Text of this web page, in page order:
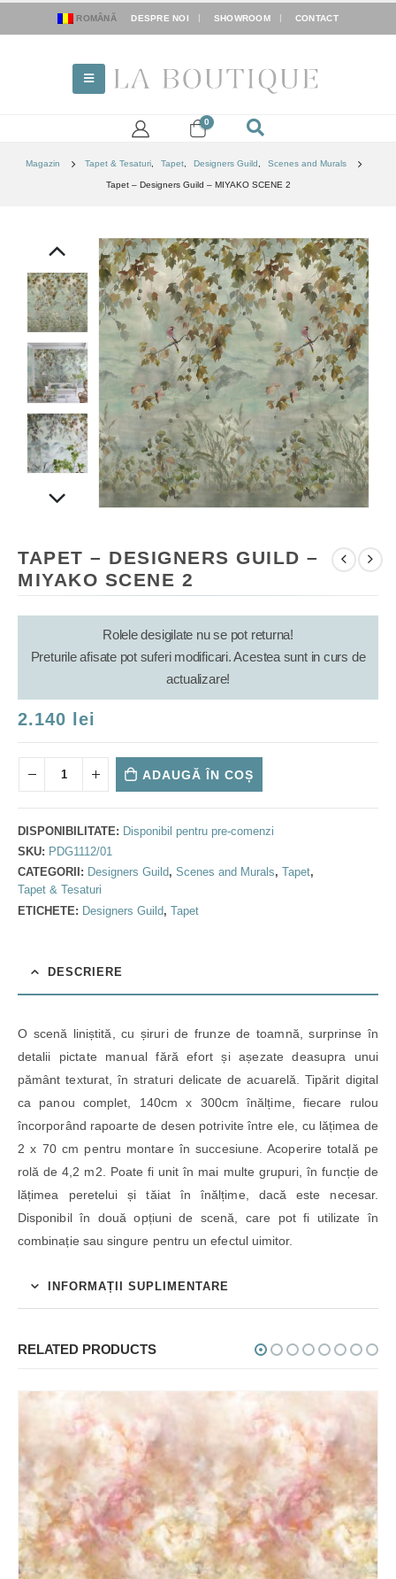
ROMÂNĂ DESPRE NOI SHOWROOM CONTACT
0
Magazin Tapet & Tesaturi, Tapet, Designers Guild Scenes and Murals
Tapet – Designers Guild – MIYAKO SCENE 2
TAPET – DESIGNERS GUILD –
MIYAKO SCENE 2
Rolele desigilate nu se pot returna!
Preturile afisate pot suferi modificari. Acestea sunt in curs de
actualizare!
2.140 lei
ADAUGĂ ÎN COȘ
DISPONIBILITATE: Disponibil pentru pre-comenzi
SKU: PDG1112/01
CATEGORII: Designers Guild, Scenes and Murals, Tapet,
Tapet & Tesaturi
ETICHETE: Designers Guild, Tapet
DESCRIERE
O scenă liniștită, cu șiruri de frunze de toamnă, surprinse în
detalii pictate manual fără efort și așezate deasupra unui
pământ texturat, în straturi delicate de acuarelă. Tipărit digital
ca panou complet, 140cm x 300cm înălțime, fiecare rulou
încorporând rapoarte de desen potrivite între ele, cu lățimea de
2 x 70 cm pentru montare în succesiune. Acoperire totală pe
rolă de 4,2 m2. Poate fi unit în mai multe grupuri, în funcție de
lățimea peretelui și tăiat în înălțime, dacă este necesar.
Disponibil în două opțiuni de scenă, care pot fi utilizate în
combinație sau singure pentru un efectul uimitor.
INFORMAȚII SUPLIMENTARE
RELATED PRODUCTS